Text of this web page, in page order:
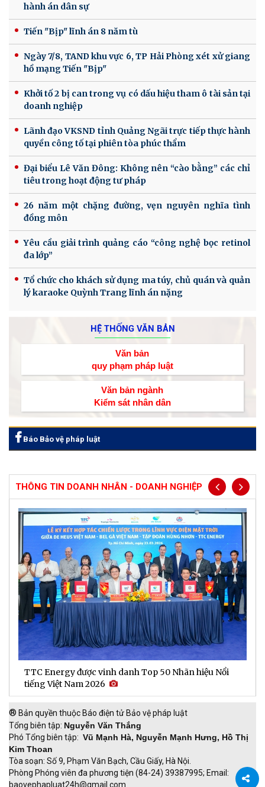
hành án dân sự
Tiến "Bịp" lĩnh án 8 năm tù
Ngày 7/8, TAND khu vực 6, TP Hải Phòng xét xử giang
hồ mạng Tiến "Bịp"
Khởi tố 2 bị can trong vụ có dấu hiệu tham ô tài sản tại
doanh nghiệp
Lãnh đạo VKSND tỉnh Quảng Ngãi trực tiếp thực hành
quyền công tố tại phiên tòa phúc thẩm
Đại biểu Lê Văn Đông: Không nên “cào bằng” các chỉ
tiêu trong hoạt động tư pháp
26 năm một chặng đường, vẹn nguyên nghĩa tình
đồng môn
Yêu cầu giải trình quảng cáo “công nghệ bọc retinol
đa lớp”
Tổ chức cho khách sử dụng ma túy, chủ quán và quản
lý karaoke Quỳnh Trang lĩnh án nặng
HỆ THỐNG VĂN BẢN
Văn bản
quy phạm pháp luật
Văn bản ngành
Kiểm sát nhân dân
Báo Bảo vệ pháp luật
THÔNG TIN DOANH NHÂN - DOANH NGHIỆP
TTC Energy được vinh danh Top 50 Nhãn hiệu Nổi
tiếng Việt Nam 2026
® Bản quyền thuộc Báo điện tử Bảo vệ pháp luật
Tổng biên tập: Nguyễn Văn Thắng
Phó Tổng biên tập: Vũ Mạnh Hà, Nguyễn Mạnh Hưng, Hồ Thị
Kim Thoan
Tòa soạn: Số 9, Phạm Văn Bạch, Cầu Giấy, Hà Nội.
Phòng Phóng viên đa phương tiện (84-24) 39387995; Email:
baovephapluat24h@gmail.com